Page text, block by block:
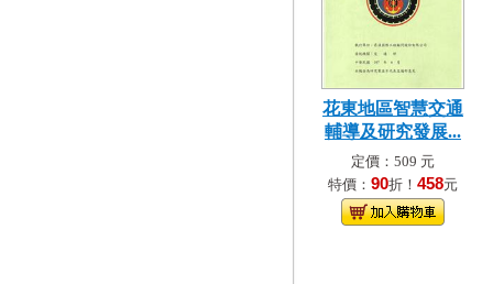
花東地區智慧交通
輔導及研究發展...
定價：509 元
特價： 90折！ 458元